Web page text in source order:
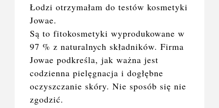
Łodzi otrzymałam do testów kosmetyki
Jowae.
Są to fitokosmetyki wyprodukowane w
97 % z naturalnych składników. Firma
Jowae podkreśla, jak ważna jest
codzienna pielęgnacja i dogłębne
oczyszczanie skóry. Nie sposób się nie
zgodzić.